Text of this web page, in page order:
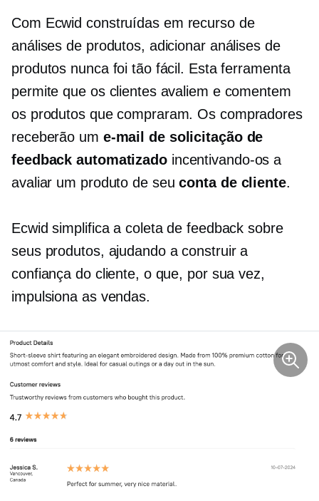
Com Ecwidconstruídas em recurso de
análises de produtos, adicionar análises de
produtos nunca foi tão fácil. Esta ferramenta
permite que os clientes avaliem e comentem
os produtos que compraram. Os compradores
receberão um e-mail de solicitação de
feedback automatizadoincentivando-os a
avaliar um produto de seuconta de cliente.
Ecwid simplifica a coleta de feedback sobre
seus produtos, ajudando a construir a
confiança do cliente, o que, por sua vez,
impulsiona as vendas.